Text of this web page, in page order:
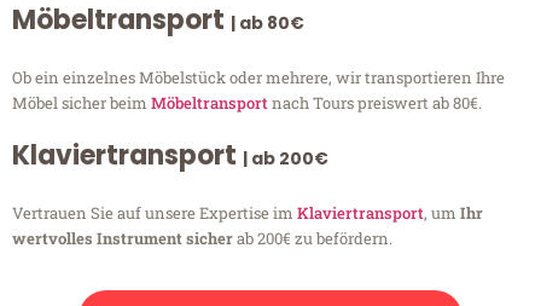
Möbeltransport | ab 80€
Ob ein einzelnes Möbelstück oder mehrere, wir transportieren Ihre
Möbel sicher beim Möbeltransportnach Tours preiswert ab 80€.
Klaviertransport | ab 200€
Vertrauen Sie auf unsere Expertise im Klaviertransport, um Ihr
wertvolles Instrument sicherab 200€ zu befördern.